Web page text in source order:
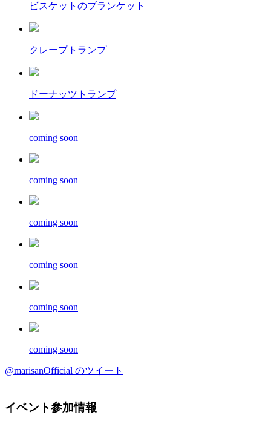
ビスケットのブランケット
クレープトランプ
ドーナッツトランプ
coming soon
coming soon
coming soon
coming soon
coming soon
coming soon
@marisanOfficial のツイート
イベント参加情報